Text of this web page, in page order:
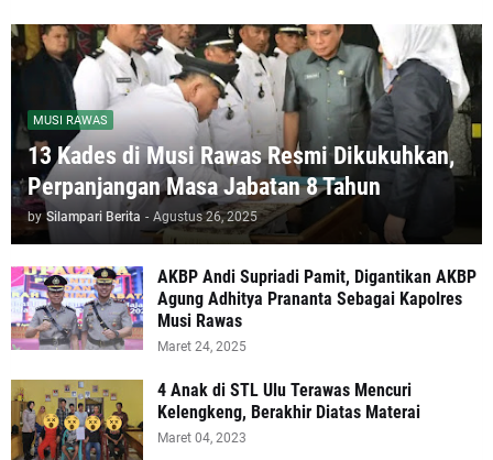
MUSI RAWAS
13 Kades di Musi Rawas Resmi Dikukuhkan,
Perpanjangan Masa Jabatan 8 Tahun
by Silampari Berita - Agustus 26, 2025
AKBP Andi Supriadi Pamit, Digantikan AKBP
Agung Adhitya Prananta Sebagai Kapolres
Musi Rawas
Maret 24, 2025
4 Anak di STL Ulu Terawas Mencuri
Kelengkeng, Berakhir Diatas Materai
Maret 04, 2023